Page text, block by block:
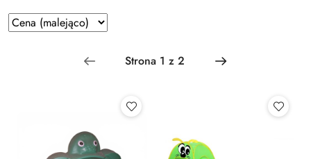
Zastosowano
sortowanie:
Sortuj
według